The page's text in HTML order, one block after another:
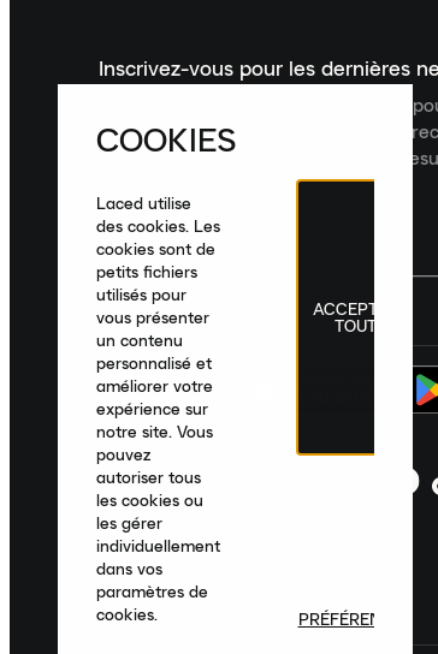
Inscrivez-vous pour les dernières
Inscrivez-vous à la newsletter Laced
dernières nouveautés, collections et
recommandations de produits sur
France|Français
COOKIES
Laced utilise
des cookies. Les
cookies sont de
petits fichiers
utilisés pour
vous présenter
un contenu
personnalisé et
améliorer votre
expérience sur
notre site. Vous
pouvez
autoriser tous
les cookies ou
les gérer
individuellement
dans vos
paramètres de
cookies.
ACCEPTER
TOUT
PRÉFÉRENCES